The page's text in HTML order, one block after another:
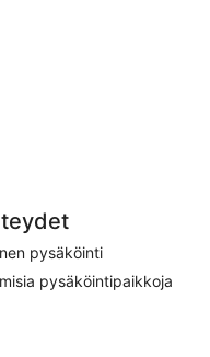
pysäköinti
pysäköintipaikkoja